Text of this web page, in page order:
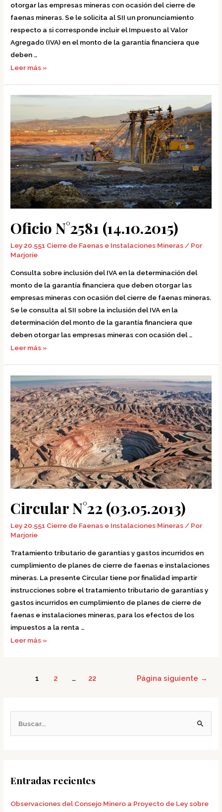
otorgar las empresas mineras con ocasión del cierre de
faenas mineras. Se le solicita al SII un pronunciamiento
respecto a si corresponde incluir el Impuesto al Valor
Agregado (IVA) en el monto de la garantía financiera que
deben …
Leer más »
Oficio N°2581 (14.10.2015)
Ley 20.551 Cierre de Faenas e Instalaciones Mineras/ Por
Marjorie
Consulta sobre inclusión del IVA en la determinación del
monto de la garantía financiera que deben otorgar las
empresas mineras con ocasión del cierre de faenas mineras.
Se le consulta al SII sobre la inclusión del IVA en la
determinación del monto de la garantía financiera que
deben otorgar las empresas mineras con ocasión del …
(14.10.2015)
Leer más »
Circular N°22 (03.05.2013)
Ley 20.551 Cierre de Faenas e Instalaciones Mineras/ Por
Marjorie
Tratamiento tributario de garantías y gastos incurridos en
cumplimiento de planes de cierre de faenas e instalaciones
mineras. La presente Circular tiene por finalidad impartir
instrucciones sobre el tratamiento tributario de garantías y
gastos incurridos en cumplimiento de planes de cierre de
faenas e instalaciones mineras, para los efectos de los
impuestos a la renta …
Circular
N°22
(03.05.2013)
Leer más »
1 2 … 22 Página siguiente →
a
p
Entradas recientes
Observaciones del Consejo Minero a Proyecto de Ley sobre